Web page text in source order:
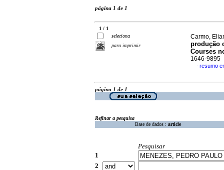
página 1 de 1
1 / 1
seleciona
para imprimir
Carmo,
produção
Courses
1646-9895
· resumo
página 1 de 1
Refinar a pesquisa
Base de dados : article
Pesquisar
1
2